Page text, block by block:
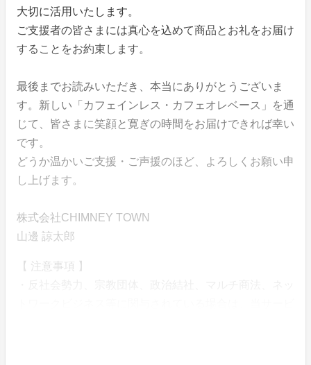
大切に活用いたします。
ご支援者の皆さまには真心を込めて商品とお礼をお届け
することをお約束します。
最後までお読みいただき、本当にありがとうございま
す。新しい「カフェインレス・カフェオレベース」を通
じて、皆さまに笑顔と寛ぎの時間をお届けできれば幸い
です。
どうか温かいご支援・ご声援のほど、よろしくお願い申
し上げます。
株式会社CHIMNEY TOWN
山邊 諒太郎
【 注意事項 】